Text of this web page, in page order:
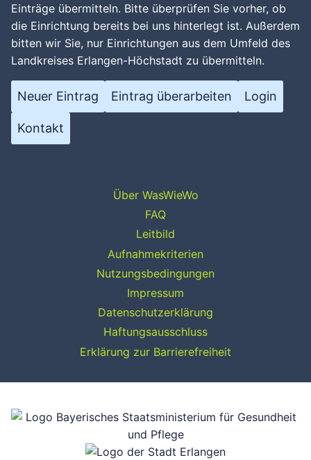
Einträge übermitteln. Bitte überprüfen Sie vorher, ob
die Einrichtung bereits bei uns hinterlegt ist. Außerdem
bitten wir Sie, nur Einrichtungen aus dem Umfeld des
Landkreises Erlangen-Höchstadt zu übermitteln.
Neuer Eintrag Eintrag überarbeiten Login
Kontakt
Über WasWieWo
FAQ
Leitbild
Aufnahmekriterien
Nutzungsbedingungen
Impressum
Datenschutzerklärung
Haftungsausschluss
Erklärung zur Barrierefreiheit